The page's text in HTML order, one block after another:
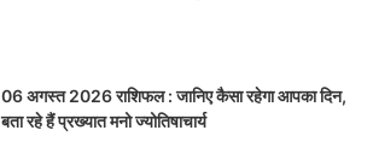
06 अगस्त 2026 राशिफल : जानिए कैसा रहेगा आपका दिन,
बता रहे हैं प्रख्यात मनो ज्योतिषाचार्य